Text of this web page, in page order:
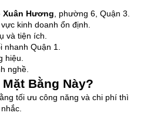
Xuân Hương, phường 6, Quận 3.
kinh doanh ổn định.
và tiện ích.
nhanh Quận 1.
hiệu.
nghề.
Bằng Này?
tối ưu công năng và chi phí thì